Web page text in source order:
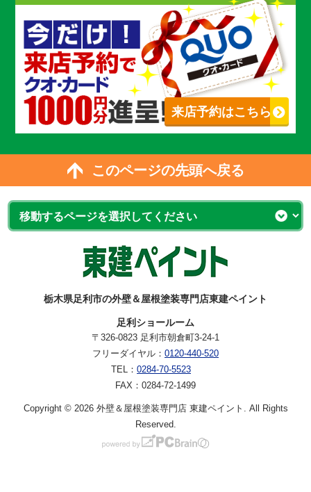
来店予約はこちら
このページの先頭へ戻る
栃木県足利市の外壁＆屋根塗装専門店東建ペイント
足利ショールーム
〒326-0823 足利市朝倉町3-24-1
フリーダイヤル： 0120-440-520
TEL： 0284-70-5523
FAX：0284-72-1499
Copyright © 2026 外壁＆屋根塗装専門店 東建ペイント. All Rights
Reserved.